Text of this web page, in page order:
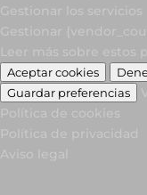
Aceptar cookies
Guardar preferencias